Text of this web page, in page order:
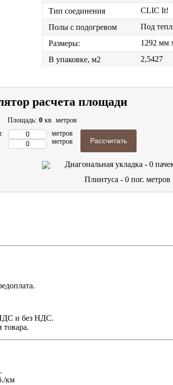
Тип соединения
CLIC It!
Полы с подогревом
Под
Размеры:
1292 мм
В упаковке, м2
2,5427
расчета площади
Площадь: 0 кв. метров
метров
метров
Рассчитать
Диагональная укладка - 0
Плинтуса -0пог. метров
НДС и без НДС.
км